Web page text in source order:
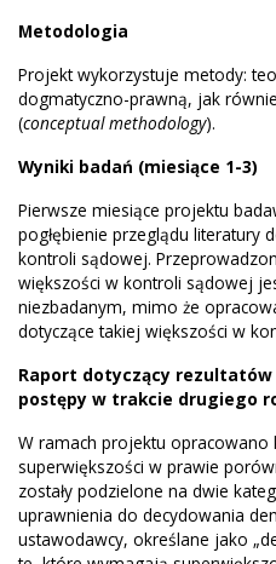
Metodologia
Projekt wykorzystuje metody:
dogmatyczno-prawną, jak
(conceptual methodology).
Wyniki badań (miesiące 1-3)
Pierwsze miesiące projektu
pogłębienie przeglądu literatury
kontroli sądowej.
większości w kontroli sądowej
niezbadanym, mimo że
dotyczące takiej większości w
Raport dotyczący rezultatów
postępy w trakcie drugiego
W ramach projektu opracowano
superwiększości w prawie
zostały podzielone na dwie
uprawnienia do decydowania
ustawodawcy, określane jako